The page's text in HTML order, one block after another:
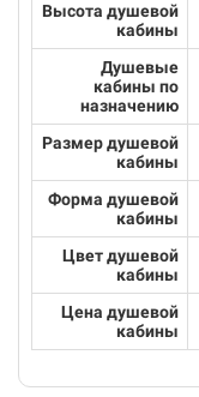
Высота душевой
кабины
Душевые
кабины по
назначению
Размер душевой
кабины
Форма душевой
кабины
Цвет душевой
кабины
Цена душевой
кабины